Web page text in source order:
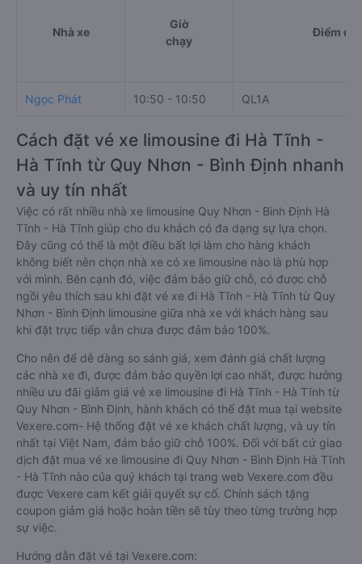
Nhà xe
Giờ
chạy
Điểm đi
Ngọc Phát 10:50 - 10:50 QL1A
Cách đặt vé xe limousine đi Hà Tĩnh -
Hà Tĩnh từ Quy Nhơn - Bình Định nhanh
và uy tín nhất
Việc có rất nhiều nhà xe limousine Quy Nhơn - Bình Định Hà
Tĩnh - Hà Tĩnh giúp cho du khách có đa dạng sự lựa chọn.
Đây cũng có thể là một điều bất lợi làm cho hàng khách
không biết nên chọn nhà xe có xe limousine nào là phù hợp
với mình. Bên cạnh đó, việc đảm bảo giữ chỗ, có được chỗ
ngồi yêu thích sau khi đặt vé xe đi Hà Tĩnh - Hà Tĩnh từ Quy
Nhơn - Bình Định limousine giữa nhà xe với khách hàng sau
khi đặt trực tiếp vẫn chưa được đảm bảo 100%.
Cho nên để dễ dàng so sánh giá, xem đánh giá chất lượng
các nhà xe đi, được đảm bảo quyền lợi cao nhất, được hưởng
nhiều ưu đãi giảm giá vé xe limousine đi Hà Tĩnh - Hà Tĩnh từ
Quy Nhơn - Bình Định, hành khách có thể đặt mua tại website
Vexere.com- Hệ thống đặt vé xe khách chất lượng, và uy tín
nhất tại Việt Nam, đảm bảo giữ chỗ 100%. Đối với bất cứ giao
dịch đặt mua vé xe limousine đi Quy Nhơn - Bình Định Hà Tĩnh
- Hà Tĩnh nào của quý khách tại trang web Vexere.com đều
được Vexere cam kết giải quyết sự cố. Chính sách tặng
coupon giảm giá hoặc hoàn tiền sẽ tùy theo từng trường hợp
sự việc.
Hướng dẫn đặt vé tại Vexere.com: